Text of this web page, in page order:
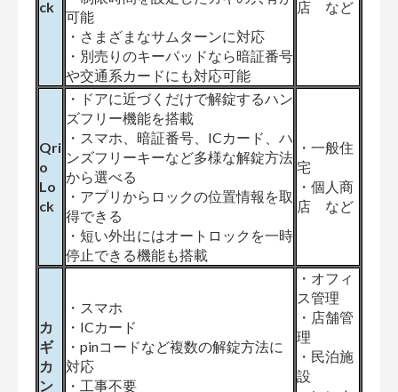
ck
可能
・さまざまなサムターンに対応
・別売りのキーパッドなら暗証番号
や交通系カードにも対応可能
店 など
Qri
o
Lo
ck
・ドアに近づくだけで解錠するハン
ズフリー機能を搭載
・スマホ、暗証番号、ICカード、ハ
ンズフリーキーなど多様な解錠方法
から選べる
・アプリからロックの位置情報を取
得できる
・短い外出にはオートロックを一時
停止できる機能も搭載
・一般住
宅
・個人商
店 など
カ
ギ
カ
ン
・スマホ
・ICカード
・pinコードなど複数の解錠方法に
対応
・工事不要
・オフィ
ス管理
・店舗管
理
・民泊施
設